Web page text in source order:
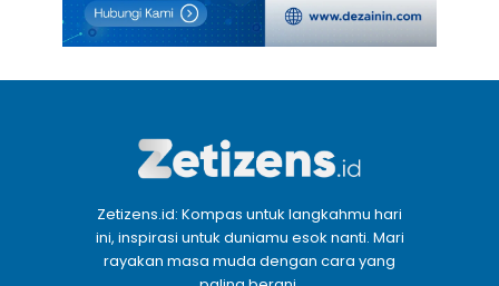
Zetizens.id: Kompas untuk langkahmu hari
ini, inspirasi untuk duniamu esok nanti. Mari
rayakan masa muda dengan cara yang